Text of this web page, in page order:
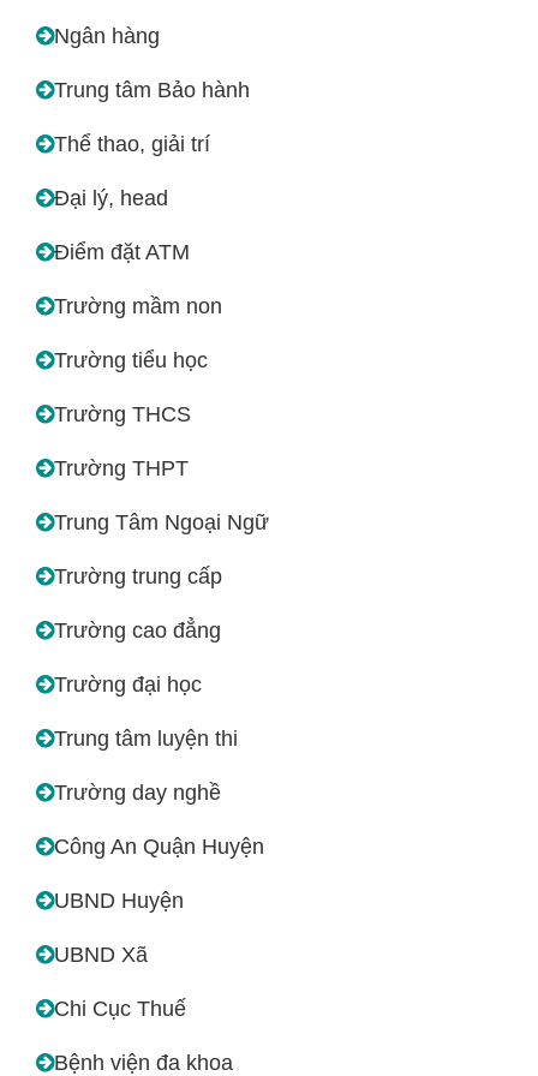
Ngân hàng
Trung tâm Bảo hành
Thể thao, giải trí
Đại lý, head
Điểm đặt ATM
Trường mầm non
Trường tiểu học
Trường THCS
Trường THPT
Trung Tâm Ngoại Ngữ
Trường trung cấp
Trường cao đẳng
Trường đại học
Trung tâm luyện thi
Trường day nghề
Công An Quận Huyện
UBND Huyện
UBND Xã
Chi Cục Thuế
Bệnh viện đa khoa